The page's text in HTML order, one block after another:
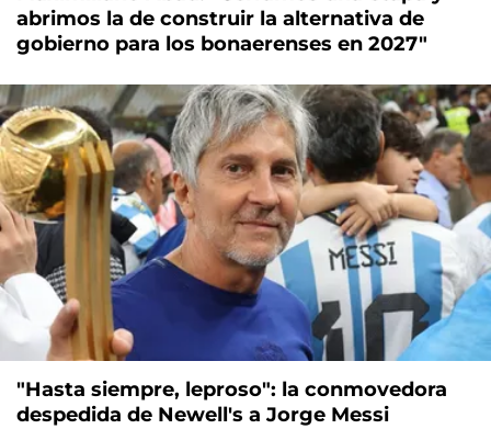
abrimos la de construir la alternativa de
gobierno para los bonaerenses en 2027"
"Hasta siempre, leproso": la conmovedora
despedida de Newell's a Jorge Messi